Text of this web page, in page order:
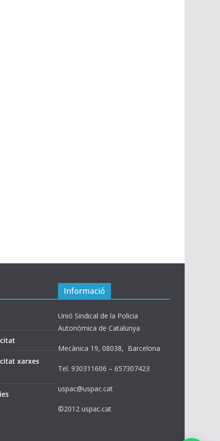
xarxes
Informació
Unió Sindical de la Policia
Autonòmica de Catalunya
Mecànica 19, 08038, Barcelona
Tel. 930311606 – 657307423
uspac@uspac.cat
©2012 uspac.cat